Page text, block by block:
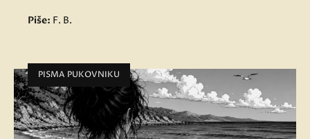
Piše: F. B.
PISMA PUKOVNIKU